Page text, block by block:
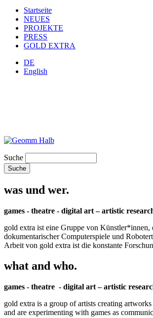
Startseite
NEUES
PROJEKTE
PRESS
GOLD EXTRA
DE
English
Suche
was und wer.
games - theatre - digital art – artistic
gold extra ist eine Gruppe von
dokumentarischer Computerspiele und
Arbeit von gold extra ist die konstante
what and who.
games - theatre - digital art – artistic
gold extra is a group of artists creating
and are experimenting with games as